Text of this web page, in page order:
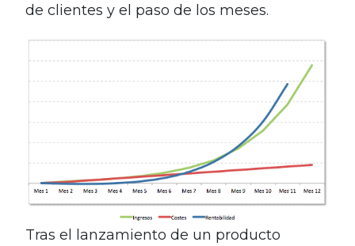
de clientes y el paso de los meses.
Tras el lanzamiento de un producto